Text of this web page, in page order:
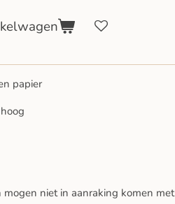
papier
mogen niet in aanraking komen met